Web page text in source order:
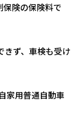
保険の保険料で
きず、車検も受け
家用普通自動車